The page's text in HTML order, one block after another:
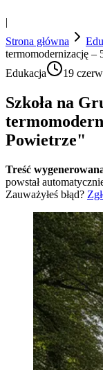
|
Strona główna
termomodernizację –
Edukacja
19
Szkoła na
Powietrze"
Treść
powstał
Zauważyłeś błąd?